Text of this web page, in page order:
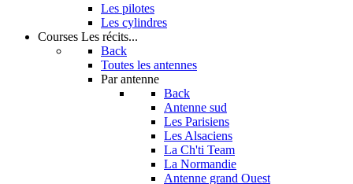
Les pilotes
Les cylindres
Courses Les récits...
Back
Toutes les antennes
Par antenne
Back
Antenne sud
Les Parisiens
Les Alsaciens
La Ch'ti Team
La Normandie
Antenne grand Ouest